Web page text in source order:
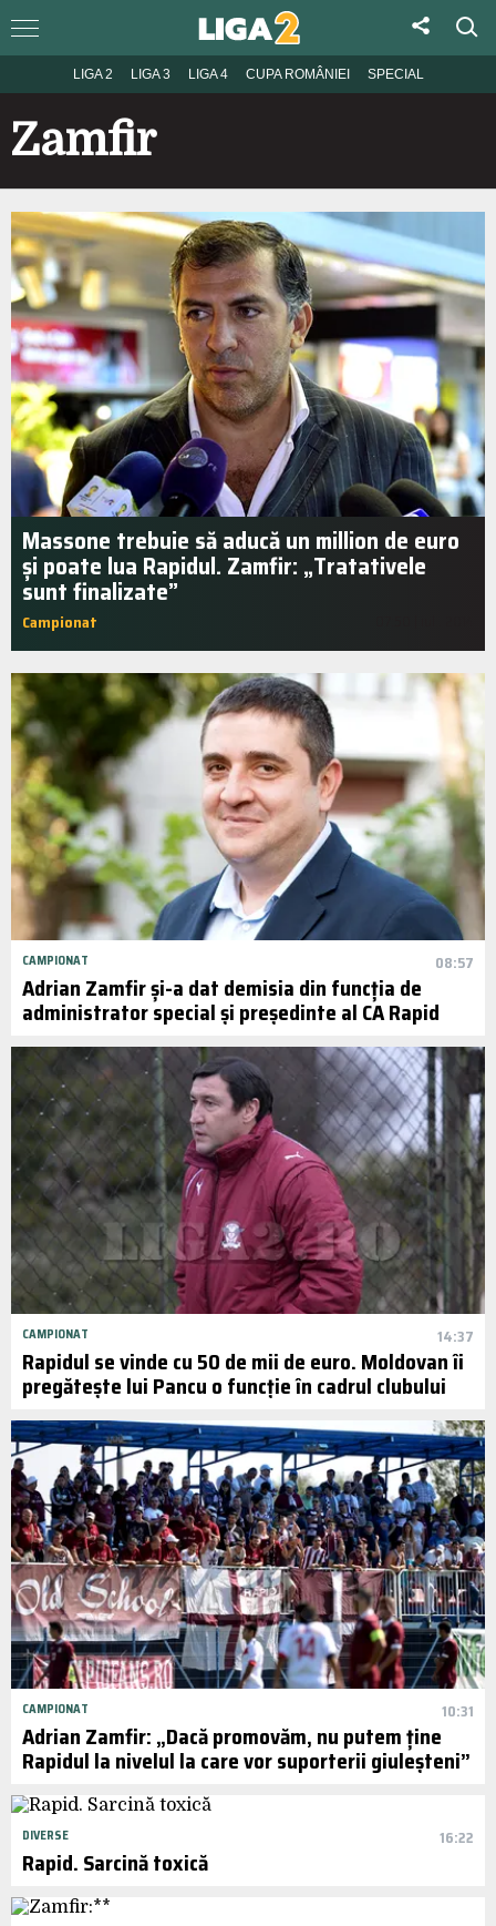
LIGA 2 LIGA 3 LIGA 4 CUPA ROMÂNIEI SPECIAL
Zamfir
Massone trebuie să aducă un million de euro
și poate lua Rapidul. Zamfir: „Tratativele
sunt finalizate”
Campionat
CAMPIONAT 08:57
Adrian Zamfir și-a dat demisia din funcția de
administrator special și președinte al CA Rapid
CAMPIONAT 14:37
Rapidul se vinde cu 50 de mii de euro. Moldovan îi
pregătește lui Pancu o funcție în cadrul clubului
CAMPIONAT 10:31
Adrian Zamfir: „Dacă promovăm, nu putem ține
Rapidul la nivelul la care vor suporterii giuleșteni”
DIVERSE 16:22
Rapid. Sarcină toxică